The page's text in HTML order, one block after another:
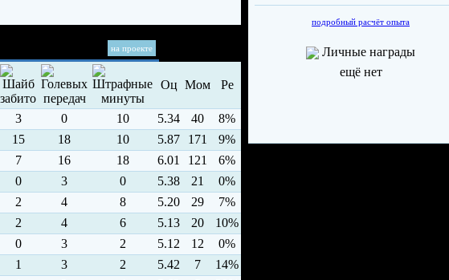
на проекте
Оц Мом Ре
3 0 10 5.34 40
8%
15 18 10 5.87 171
9%
7 16 18 6.01 121
6%
0 3 0 5.38 21
0%
2 4 8 5.20 29
7%
2 4 6 5.13 20
10%
0 3 2 5.12 12
0%
1 3 2 5.42 7
14%
подробный расчёт опыта
Личные награды
ещё нет